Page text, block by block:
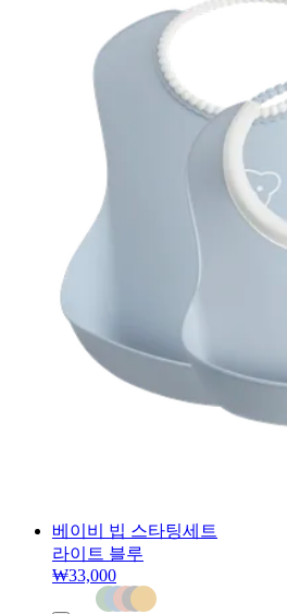
베이비 빕 스타팅세트
라이트 블루
₩33,000